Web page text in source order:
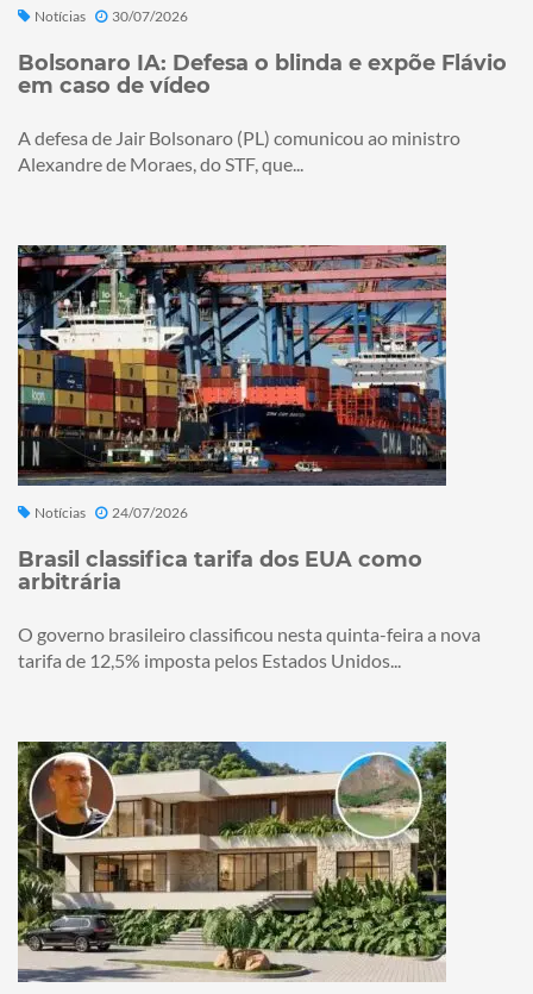
Notícias 30/07/2026
Bolsonaro IA: Defesa o blinda e expõe Flávio
em caso de vídeo
A defesa de Jair Bolsonaro (PL) comunicou ao ministro
Alexandre de Moraes, do STF, que...
Notícias 24/07/2026
Brasil classifica tarifa dos EUA como
arbitrária
O governo brasileiro classificou nesta quinta-feira a nova
tarifa de 12,5% imposta pelos Estados Unidos...